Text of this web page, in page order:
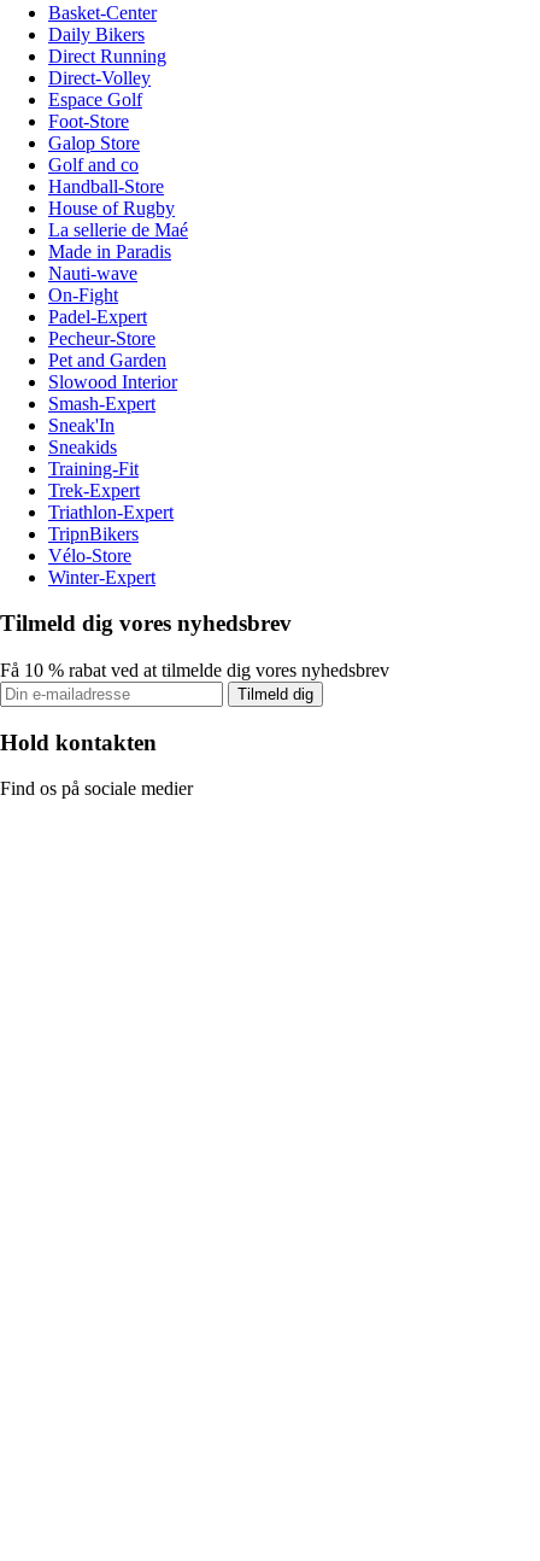
Basket-Center
Daily Bikers
Direct Running
Direct-Volley
Espace Golf
Foot-Store
Galop Store
Golf and co
Handball-Store
House of Rugby
La sellerie de Maé
Made in Paradis
Nauti-wave
On-Fight
Padel-Expert
Pecheur-Store
Pet and Garden
Slowood Interior
Smash-Expert
Sneak'In
Sneakids
Training-Fit
Trek-Expert
Triathlon-Expert
TripnBikers
Vélo-Store
Winter-Expert
Tilmeld dig vores nyhedsbrev
Få 10 % rabat ved at tilmelde dig vores nyhedsbrev
Tilmeld dig
Hold kontakten
Find os på sociale medier